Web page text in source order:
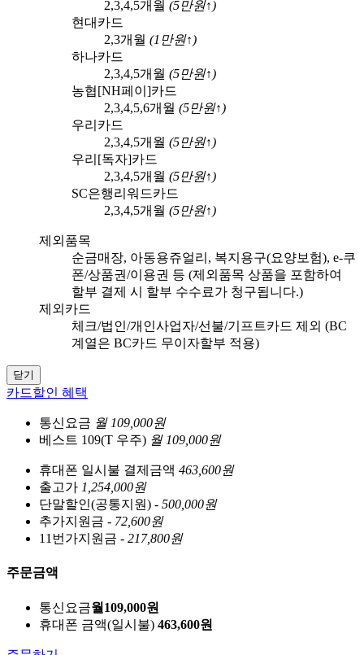
2,3,4,5개월 (5만원↑)
현대카드
2,3개월 (1 만원↑)
하나카드
2,3,4,5개월 (5만원↑)
농협[NH페이]카드
2,3,4,5,6개월 (5만원↑)
우리카드
2,3,4,5개월 (5만원↑)
우리[독자]카드
2,3,4,5개월 (5만원↑)
SC은행리워드카드
2,3,4,5개월 (5만원↑)
제외품목
순금매장, 아동용쥬얼리, 복지용구(요양보험), e-쿠
폰/상품권/이용권 등 (제외품목 상품을 포함하여
할부 결제 시 할부 수수료가 청구됩니다.)
제외카드
체크/법인/개인사업자/선불/기프트카드 제외 (BC
계열은 BC카드 무이자할부 적용)
닫기
카드할인 혜택
통신요금 월 109,000원
베스트 109(T 우주) 월 109,000원
휴대폰 일시불 결제금액 463,600원
출고가 1,254,000원
단말할인(공통지원) - 500,000원
추가지원금 - 72,600원
11번가지원금 - 217,800원
주문금액
통신요금월 109,000원
휴대폰 금액(일시불) 463,600원